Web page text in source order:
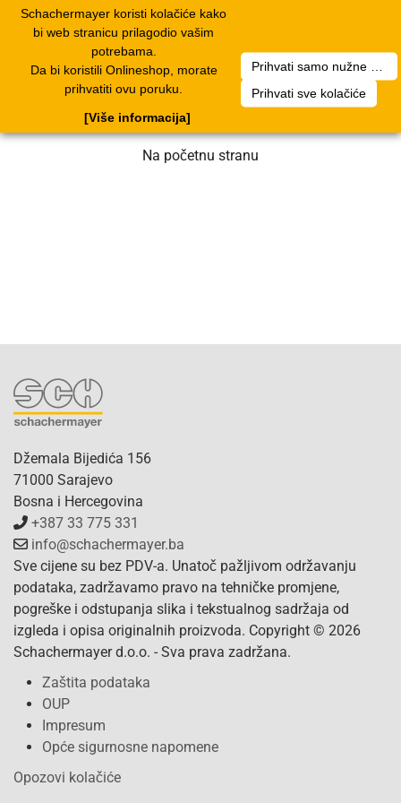
Schachermayer koristi kolačiće kako
bi web stranicu prilagodio vašim
potrebama.
Da bi koristili Onlineshop, morate
prihvatiti ovu poruku.
Prihvati sve kolačiće
[Više informacija]
Nažalost, došlo je do greške. Naš tim
radi na rješenju. Molimo za strpljenje.
Na početnu stranu
Džemala Bijedića 156
71000 Sarajevo
Bosna i Hercegovina
+387 33 775 331
info@schachermayer.ba
Sve cijene su bez PDV-a. Unatoč pažljivom održavanju
podataka, zadržavamo pravo na tehničke promjene,
pogreške i odstupanja slika i tekstualnog sadržaja od
izgleda i opisa originalnih proizvoda. Copyright © 2026
Schachermayer d.o.o. - Sva prava zadržana.
Zaštita podataka
OUP
Impresum
Opće sigurnosne napomene
Opozovi kolačiće